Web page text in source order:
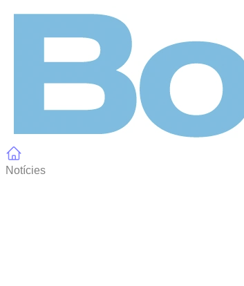
Notícies